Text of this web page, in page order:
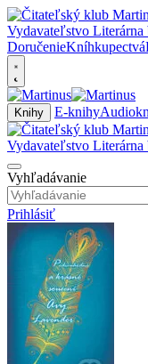
DoručenieKníhkupectvá
Knihy E-knihy
Vyhľadávanie
Prihlásiť